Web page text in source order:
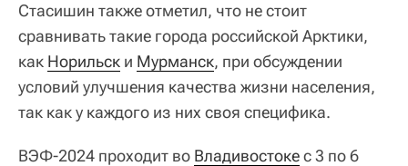
Стасишин также отметил, что не стоит
сравнивать такие города российской Арктики,
как Норильск и Мурманск, при обсуждении
условий улучшения качества жизни населения,
так как у каждого из них своя специфика.
ВЭФ-2024 проходит во Владивостокес 3 по 6